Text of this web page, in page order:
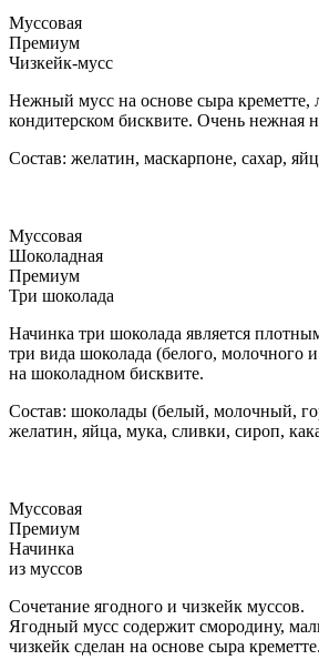
Муссовая
Премиум
Чизкейк-мусс
Нежный мусс на основе сыра креметте,
кондитерском бисквите. Очень нежная
Состав: желатин, маскарпоне, сахар,
Муссовая
Шоколадная
Премиум
Три шоколада
Начинка три шоколада является
три вида шоколада (белого, молочного
на шоколадном бисквите.
Состав: шоколады (белый, молочный,
желатин, яйца, мука, сливки, сироп,
Муссовая
Премиум
Начинка
из муссов
Сочетание ягодного и чизкейк муссов.
Ягодный мусс содержит смородину,
чизкейк сделан на основе сыра